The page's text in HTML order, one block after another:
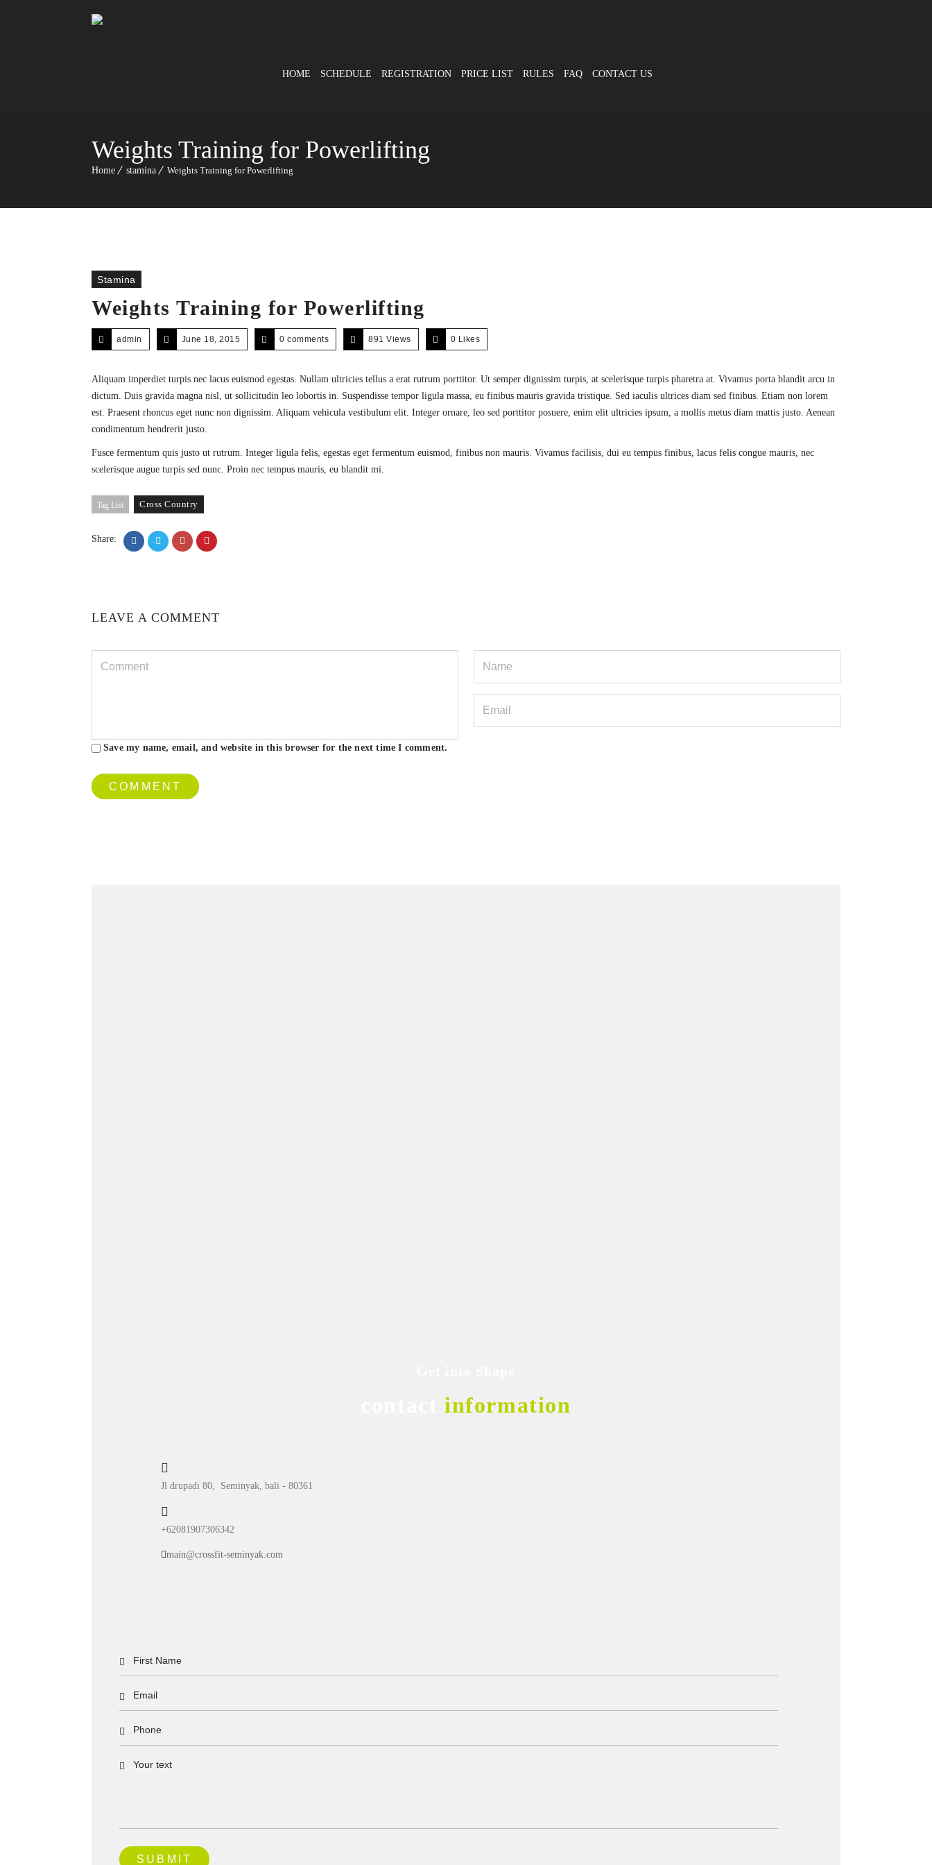
HOME SCHEDULE REGISTRATION PRICE LIST RULES FAQ CONTACT US
Weights Training for Powerlifting
Home stamina Weights Training for Powerlifting
Stamina
Weights Training for Powerlifting
admin June 18, 2015 0 comments 891 Views 0 Likes
Aliquam imperdiet turpis nec lacus euismod egestas. Nullam ultricies tellus a erat rutrum porttitor. Ut semper dignissim turpis, at scelerisque turpis pharetra at. Vivamus porta blandit arcu in
dictum. Duis gravida magna nisl, ut sollicitudin leo lobortis in. Suspendisse tempor ligula massa, eu finibus mauris gravida tristique. Sed iaculis ultrices diam sed finibus. Etiam non lorem
est. Praesent rhoncus eget nunc non dignissim. Aliquam vehicula vestibulum elit. Integer ornare, leo sed porttitor posuere, enim elit ultricies ipsum, a mollis metus diam mattis justo. Aenean
condimentum hendrerit justo.
Fusce fermentum quis justo ut rutrum. Integer ligula felis, egestas eget fermentum euismod, finibus non mauris. Vivamus facilisis, dui eu tempus finibus, lacus felis congue mauris, nec
scelerisque augue turpis sed nunc. Proin nec tempus mauris, eu blandit mi.
Tag List Cross Country
Share:
LEAVE A COMMENT
Save my name, email, and website in this browser for the next time I comment.
contactinformation
Jl drupadi 80, Seminyak, bali - 80361
+62081907306342
main@crossfit-seminyak.com